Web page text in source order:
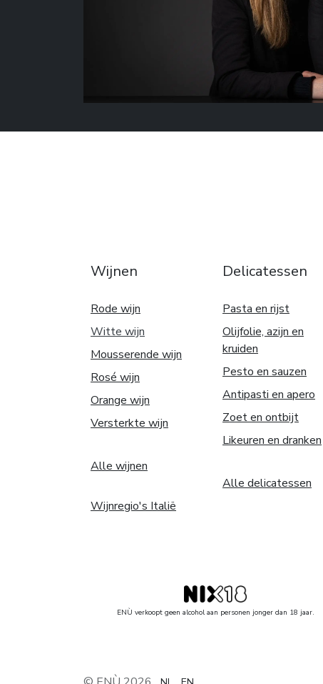
Wijnen
Rode wijn
Witte wijn
Mousserende wijn
Rosé wijn
Orange wijn
Versterkte wijn
Alle wijnen
Wijnregio's Italië
Delicatessen
Pasta en rijst
Olijfolie, azijn en
kruiden
Pesto en sauzen
Antipasti en apero
Zoet en ontbijt
Likeuren en dranken
Alle delicatessen
ENÙ verkoopt geen alcohol aan personen jonger dan 18 jaar.